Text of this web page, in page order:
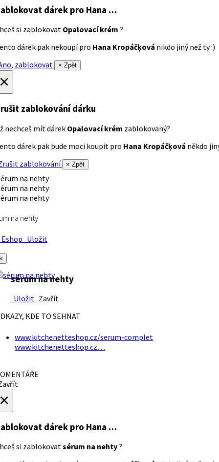
dárek pro Hana …
si zablokovat Opalovací krém ?
dárek pak nekoupí pro Hana Kropáčķová nikdo jiný než ty :)
zablokovat
× Zpět
zablokování dárku
nechceš mít dárek Opalovací krém zablokovaný?
dárek pak bude moci koupit pro Hana Kropáčķová někdo
zablokování
× Zpět
na nehty
Uložit
sérum na nehty
Uložit Zavřít
KDE TO SEHNAT
www.kitchenetteshop.cz/serum-complet
www.kitchenetteshop.cz…
dárek pro Hana …
si zablokovatsérum na nehty?